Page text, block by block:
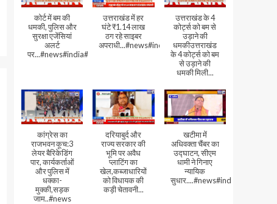
कोर्ट में बम की
धमकी, पुलिस और
सुरक्षा एजेंसियां
अलर्ट
पर...#news#india#video#viral
उत्तराखंड में हर
घंटे ₹1.14 लाख
ठग रहे साइबर
अपराधी...#news#india#video#viral
उत्तराखंड के 4
कोर्ट्स को बम से
उड़ाने की
धमकीउत्तराखंड
के 4 कोर्ट्स को बम
से उड़ाने की
धमकी मिली...
कांग्रेस का
राजभवन कूच:3
लेयर बैरिकेडिंग
पार, कार्यकर्ताओं
और पुलिस में
धक्का-
मुक्की,सड़क
जाम..#news
दरियाबुर्द और
राज्य सरकार की
भूमि पर अवैध
प्लाटिंग का
खेल,कब्जाधारियों
को विधायक की
कड़ी चेतावनी...
खटीमा में
अधिवक्ता चैंबर का
उद्घाटन, सीएम
धामी ने गिनाए
न्यायिक
सुधार....#news#india#video